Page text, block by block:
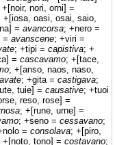
+[noir, nori, orni] =
+[iosa, oasi, osai, saio,
= avancorsa; +nero =
= avanscene; +viri =
; +tipi = capistiva; +
= cascavamo; +[tace,
; +[anso, naos, naso,
; +gita = castigava;
tuie] = causative; +tuoi
reso, rose] =
; +[rune, urne] =
; +seno = cessavano;
= consolava; +[piro,
+[noto, tono] = costavano;